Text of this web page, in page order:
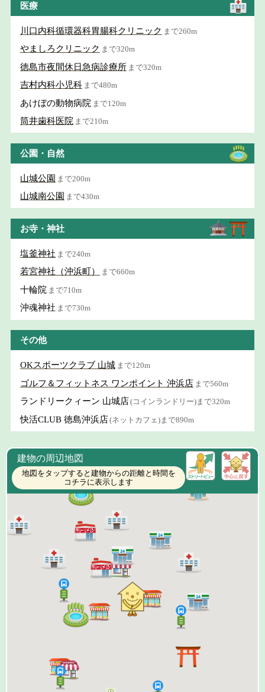
医療
川口内科循環器科胃腸科クリニック まで260m
やましろクリニック まで320m
徳島市夜間休日急病診療所 まで320m
吉村内科小児科 まで480m
あけぼの動物病院 まで120m
筒井歯科医院 まで210m
公園・自然
山城公園 まで200m
山城南公園 まで430m
お寺・神社
塩釜神社 まで240m
若宮神社（沖浜町） まで660m
十輪院 まで710m
沖魂神社 まで730m
その他
OKスポーツクラブ 山城 まで120m
ゴルフ＆フィットネス ワンポイント 沖浜店 まで560m
ランドリークィーン 山城店(コインランドリー)まで320m
快活CLUB 徳島沖浜店(ネットカフェ)まで890m
建物の周辺地図
地図をタップすると建物からの距離と時間を
コチラに表示します